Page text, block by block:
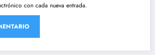
con cada nueva entrada.